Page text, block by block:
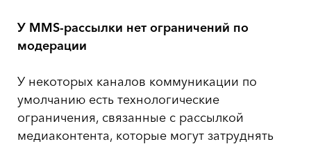
У MMS-рассылки нет ограничений по
модерации
У некоторых каналов коммуникации по
умолчанию есть технологические
ограничения, связанные с рассылкой
медиаконтента, которые могут затруднять